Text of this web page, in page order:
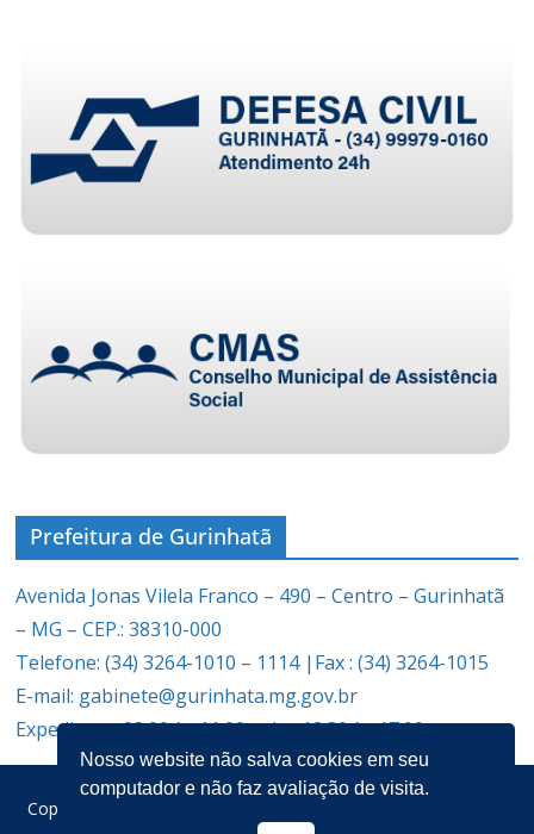
Prefeitura de Gurinhatã
Avenida Jonas Vilela Franco – 490 – Centro – Gurinhatã
– MG – CEP.: 38310-000
Telefone: (34) 3264-1010 – 1114 |Fax : (34) 3264-1015
E-mail: gabinete@gurinhata.mg.gov.br
Expediente: 08:00 às 11:00 e das 12:30 às 17:00
Copyright © 2026
Nosso website não salva cookies em seu
computador e não faz avaliação de visita.